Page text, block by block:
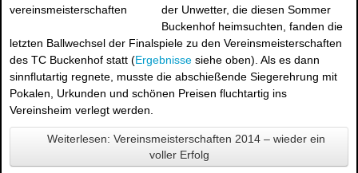
der Unwetter, die diesen Sommer
Buckenhof heimsuchten, fanden die
letzten Ballwechsel der Finalspiele zu den Vereinsmeisterschaften
des TC Buckenhof statt (Ergebnisse siehe oben). Als es dann
sinnflutartig regnete, musste die abschießende Siegerehrung mit
Pokalen, Urkunden und schönen Preisen fluchtartig ins
Vereinsheim verlegt werden.
Weiterlesen: Vereinsmeisterschaften 2014 – wieder ein
voller Erfolg